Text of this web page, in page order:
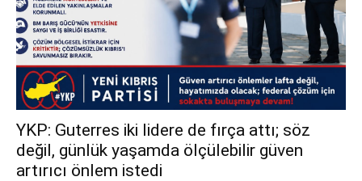
YKP: Guterres iki lidere de fırça attı; söz
değil, günlük yaşamda ölçülebilir güven
artırıcı önlem istedi